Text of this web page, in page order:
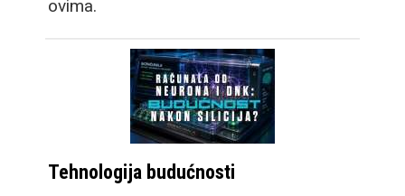
ovima.
Tehnologija budućnosti